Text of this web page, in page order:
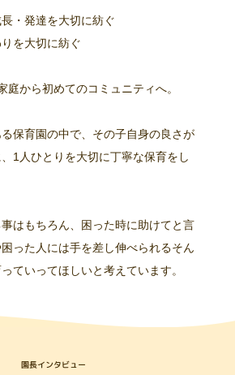
・発達を大切に紡ぐ
を大切に紡ぐ
庭から初めてのコミュニティへ。
保育園の中で、その子自身の良さが
1人ひとりを大切に丁寧な保育をし
はもちろん、困った時に助けてと言
った人には手を差し伸べられるそん
ていってほしいと考えています。
園長インタビュー